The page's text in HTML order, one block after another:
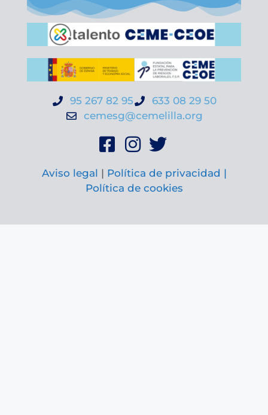
95 267 82 95
633 08 29 50
cemesg@cemelilla.org
Aviso legal | Política de privacidad |
Política de cookies